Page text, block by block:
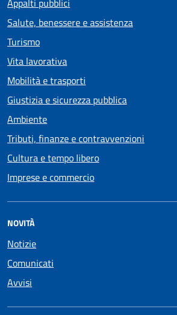
Appalti pubblici
Salute, benessere e assistenza
Turismo
Vita lavorativa
Mobilità e trasporti
Giustizia e sicurezza pubblica
Ambiente
Tributi, finanze e contravvenzioni
Cultura e tempo libero
Imprese e commercio
NOVITÀ
Notizie
Comunicati
Avvisi